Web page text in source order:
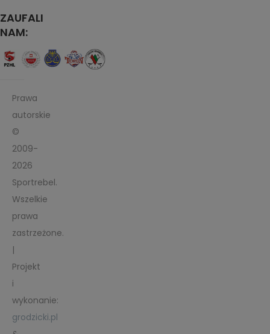
ZAUFALI
NAM:
Prawa
autorskie
©
2009-
2026
Sportrebel.
Wszelkie
prawa
zastrzeżone.
|
Projekt
i
wykonanie:
grodzicki.pl